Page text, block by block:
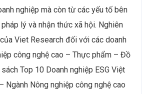
nghiệp mà còn từ các yếu tố bên
lý và nhận thức xã hội. Nghiên
Viet Research đối với các doanh
công nghệ cao – Thực phẩm – Đồ
Top 10 Doanh nghiệp ESG Việt
Ngành Nông nghiệp công nghệ cao